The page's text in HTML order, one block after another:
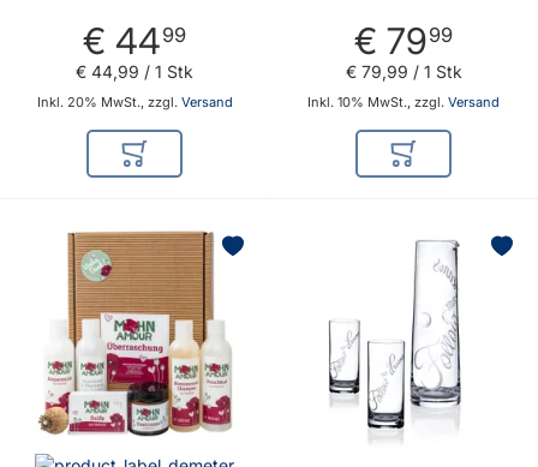
€ 4499
Inkl. 20% MwSt., zzgl. Versand
€ 44,99 / 1 Stk
In den Warenkorb
€ 7999
Inkl. 10% MwSt., zzgl. Versand
€ 79,99 / 1 Stk
In den